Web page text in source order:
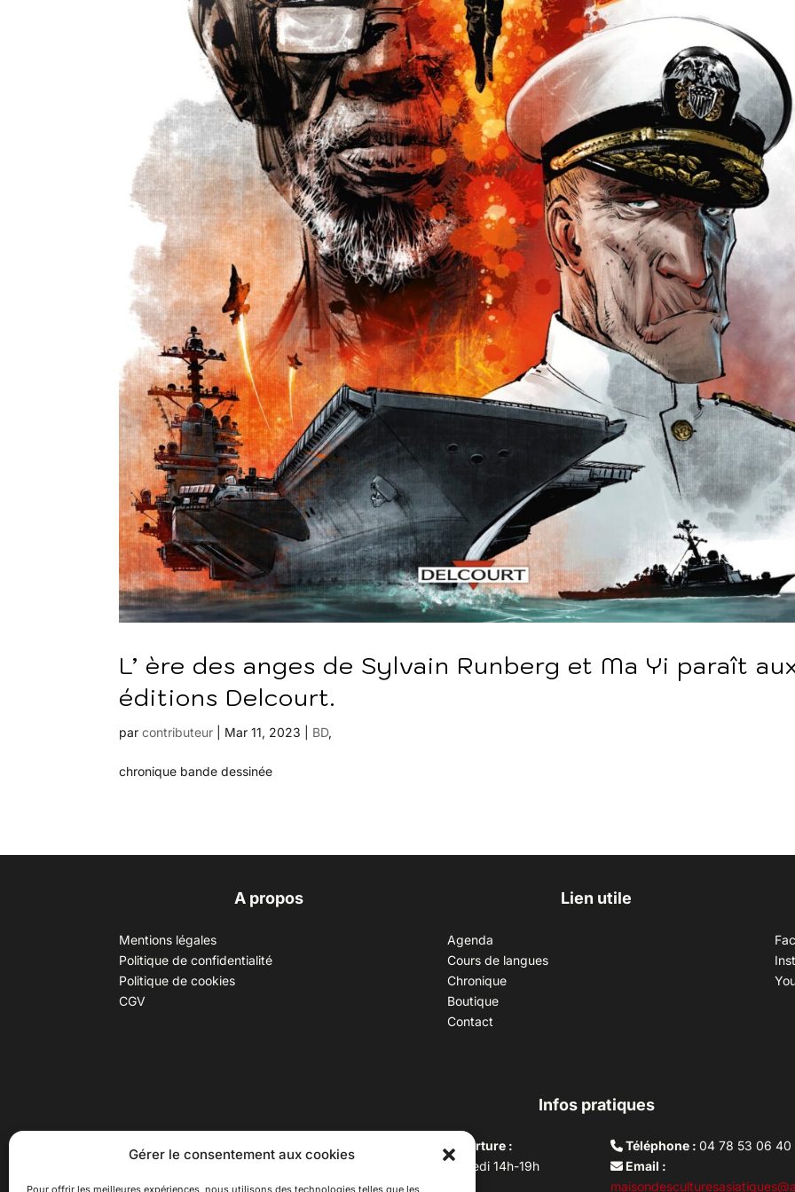
Gérer le consentement aux cookies
Pour offrir les meilleures expériences, nous utilisons des technologies telles que les
L’ ère des anges de Sylvain Runberg et Ma Yi paraît
éditions Delcourt.
parcontributeur Mar 11, 2023 BD,
chronique bande dessinée
A propos
Mentions légales
Politique de confidentialité
Politique de cookies
CGV
Lien utile
Agenda
Cours de langues
Chronique
Boutique
Contact
Infos pratiques
30 B rue Dr Rebatel, 69003 Lyon
Maximin, 69003 Lyon)
Horaires d’ouverture :
Du mardi au vendredi 14h-19h
Samedi 10h –17h
Téléphone :04 78 53 06 40
Email :